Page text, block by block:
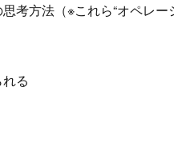
考方法（※これら“オペレー
る